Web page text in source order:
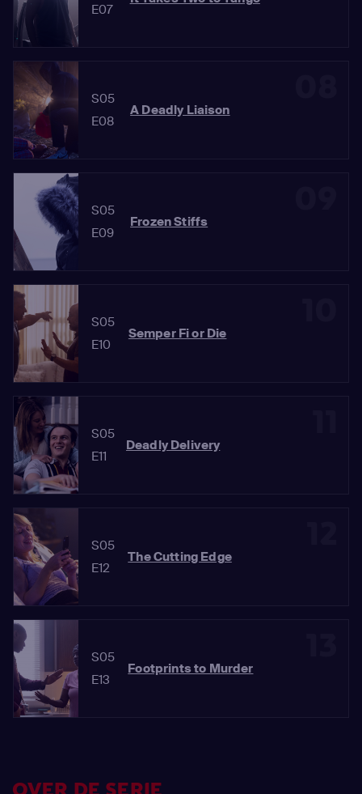
E07
S05
E08
A Deadly Liaison
S05
E09
Frozen Stiffs
S05
E10
Semper Fi or Die
S05
E11
Deadly Delivery
S05
E12
The Cutting Edge
S05
E13
Footprints to Murder